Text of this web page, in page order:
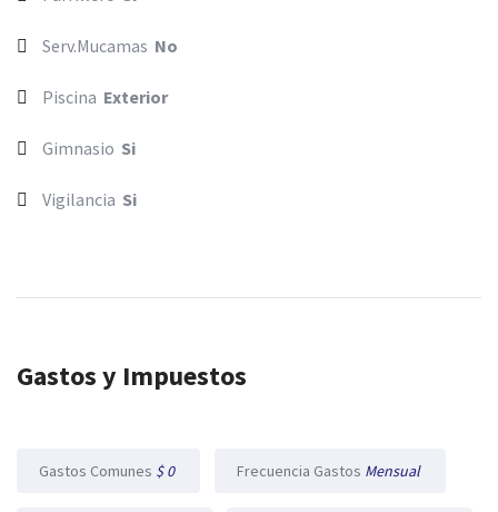
Serv.Mucamas No
Piscina Exterior
Gimnasio Si
Vigilancia Si
Gastos y Impuestos
Gastos Comunes $ 0 Frecuencia Gastos Mensual